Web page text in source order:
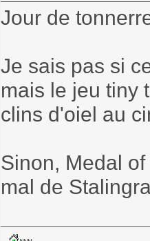
Jour de
Je sais pas si
mais le jeu tiny
clins d'oiel au
Sinon, Medal
mal de